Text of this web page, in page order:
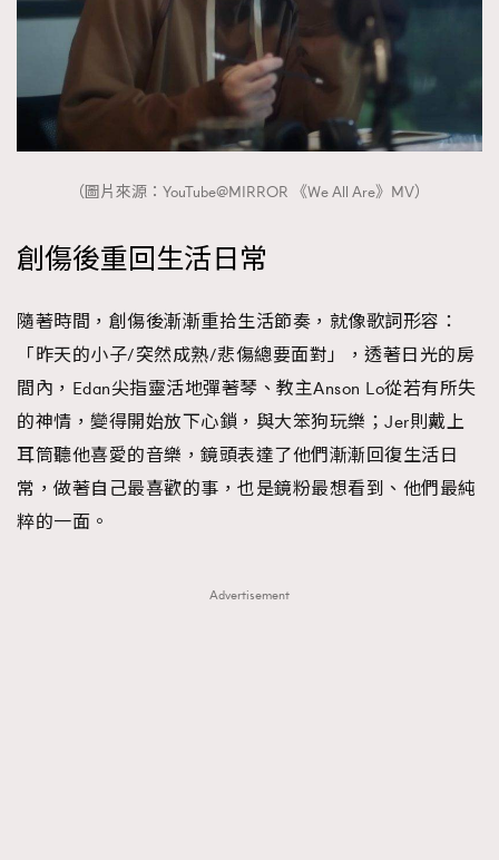
（圖片來源：YouTube@MIRROR 《We All Are》MV）
創傷後重回生活日常
隨著時間，創傷後漸漸重拾生活節奏，就像歌詞形容：
「昨天的小子/突然成熟/悲傷總要面對」，透著日光的房
間內，Edan尖指靈活地彈著琴、教主Anson Lo從若有所失
的神情，變得開始放下心鎖，與大笨狗玩樂；Jer則戴上
耳筒聽他喜愛的音樂，鏡頭表達了他們漸漸回復生活日
常，做著自己最喜歡的事，也是鏡粉最想看到、他們最純
粹的一面。
Advertisement